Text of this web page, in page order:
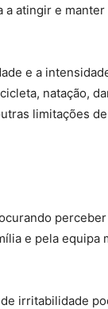
atingir e manter
e a
natação,
limitações
e pela equipa
irritabilidade